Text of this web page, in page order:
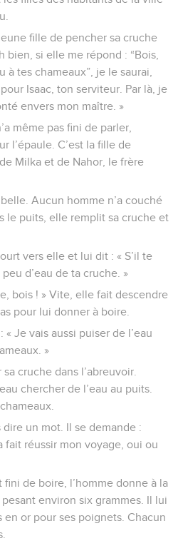
fille de pencher sa cruche
bien, si elle me répond : “Bois,
à tes chameaux”, je le saurai,
Isaac, ton serviteur. Par là, je
envers mon maître. »
même pas fini de parler,
l’épaule. C’est la fille de
Milka et de Nahor, le frère
Aucun homme n’a couché
le puits, elle remplit sa cruche et
vers elle et lui dit : « S’il te
d’eau de ta cruche. »
bois ! » Vite, elle fait descendre
pour lui donner à boire.
Je vais aussi puiser de l’eau
»
cruche dans l’abreuvoir.
chercher de l’eau au puits.
dire un mot. Il se demande :
fait réussir mon voyage, oui ou
fini de boire, l’homme donne à la
environ six grammes. Il lui
or pour ses poignets. Chacun